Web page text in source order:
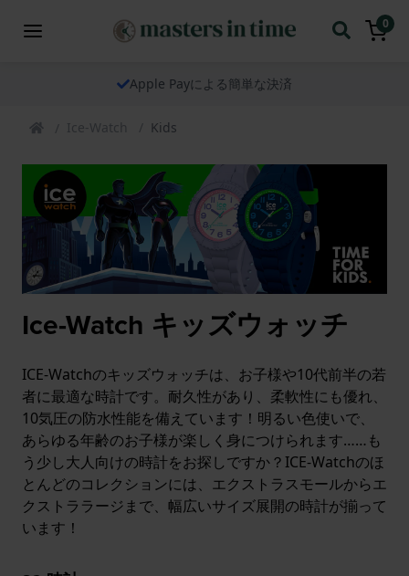
0
Apple Payによる簡単な決済
Ice-Watch Kids
Ice-Watch キッズウォッチ
ICE-Watchのキッズウォッチは、お子様や10代前半の若
者に最適な時計です。耐久性があり、柔軟性にも優れ、
10気圧の防水性能を備えています！明るい色使いで、
あらゆる年齢のお子様が楽しく身につけられます……も
う少し大人向けの時計をお探しですか？ICE-Watchのほ
とんどのコレクションには、エクストラスモールからエ
クストララージまで、幅広いサイズ展開の時計が揃って
います！